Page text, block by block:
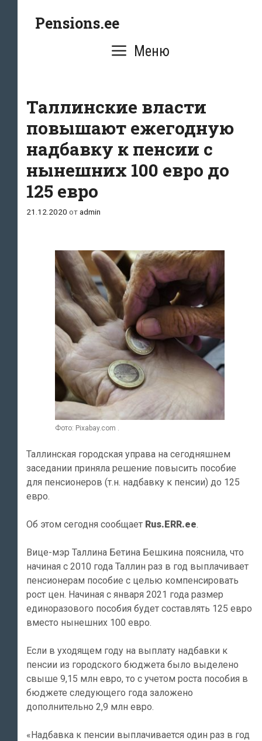
Pensions.ee
Меню
Таллинские власти
повышают ежегодную
надбавку к пенсии с
нынешних 100 евро до
125 евро
21.12.2020 отadmin
Фото: Pixabay.com .
Таллинская городская управа на сегодняшнем
заседании приняла решение повысить пособие
для пенсионеров (т.н. надбавку к пенсии) до 125
евро.
Об этом сегодня сообщает Rus.ERR.ee.
Вице-мэр Таллина Бетина Бешкина пояснила, что
начиная с 2010 года Таллин раз в год выплачивает
пенсионерам пособие с целью компенсировать
рост цен. Начиная с января 2021 года размер
единоразового пособия будет составлять 125 евро
вместо нынешних 100 евро.
Если в уходящем году на выплату надбавки к
пенсии из городского бюджета было выделено
свыше 9,15 млн евро, то с учетом роста пособия в
бюджете следующего года заложено
дополнительно 2,9 млн евро.
«Надбавка к пенсии выплачивается один раз в год